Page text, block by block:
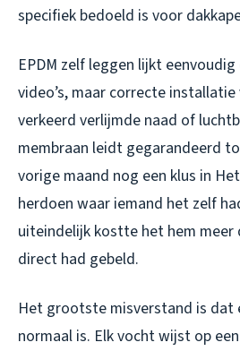
specifiek bedoeld is voor
EPDM zelf leggen lijkt
video’s, maar correcte
verkeerd verlijmde naad of
membraan leidt gegarandeerd
vorige maand nog een klus in
herdoen waar iemand het zelf
uiteindelijk kostte het hem meer
direct had gebeld.
Het grootste misverstand is dat
normaal is. Elk vocht wijst op